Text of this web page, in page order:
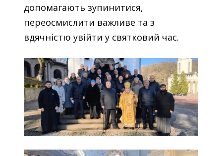
допомагають зупинитися,
переосмислити важливе та з
вдячністю увійти у святковий час.